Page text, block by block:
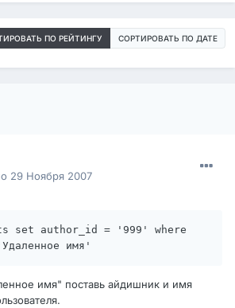
ПО РЕЙТИНГУ СОРТИРОВАТЬ ПО ДАТЕ
29 Ноября 2007
set author_id = '999' where
имя'
имя" поставь айдишник и имя